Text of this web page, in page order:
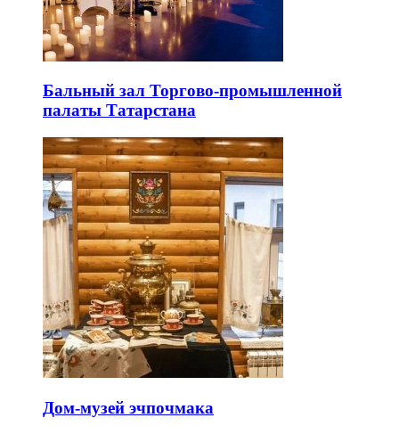
Бальный зал Торгово-промышленной
палаты Татарстана
Дом-музей эчпочмака